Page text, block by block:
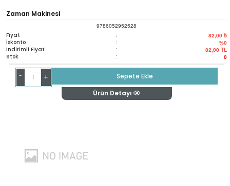
Zaman Makinesi
9786052952528
Fiyat : 82,00 ₺
İskonto : %0
İndirimli Fiyat : 82,00 TL
Stok : 0
- +
Sepete Ekle
Ürün Detayı